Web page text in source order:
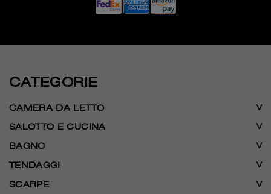
CATEGORIE
CAMERA DA LETTO
SALOTTO E CUCINA
BAGNO
TENDAGGI
SCARPE